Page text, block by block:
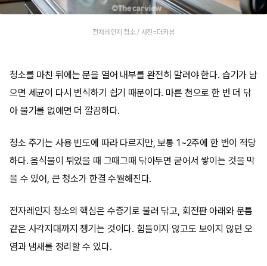
전자레인지 청소 / 사진=더카뷰
청소를 마친 뒤에는 문을 열어 내부를 완전히 말려야 한다. 습기가 남
으면 세균이 다시 번식하기 쉽기 때문이다. 마른 천으로 한 번 더 닦
아 물기를 없애면 더 깔끔하다.
청소 주기는 사용 빈도에 따라 다르지만, 보통 1~2주에 한 번이 적당
하다. 음식물이 튀었을 때 그때그때 닦아두면 굳어서 쌓이는 것을 막
을 수 있어, 큰 청소가 한결 수월해진다.
전자레인지 청소의 핵심은 수증기로 불려 닦고, 회전판 아래와 문틈
같은 사각지대까지 챙기는 것이다. 힘들이지 않고도 보이지 않던 오
염과 냄새를 정리할 수 있다.